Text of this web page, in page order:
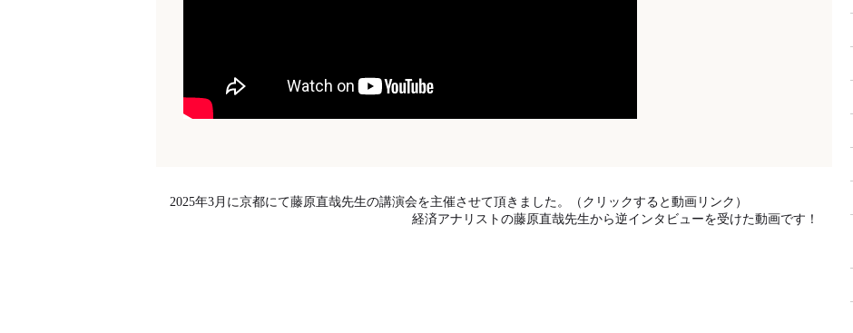
2025年3月に京都にて藤原直哉先生の講演会を主催させて頂きました。（クリックすると動画リンク）
経済アナリストの藤原直哉先生から逆インタビューを受けた動画です！